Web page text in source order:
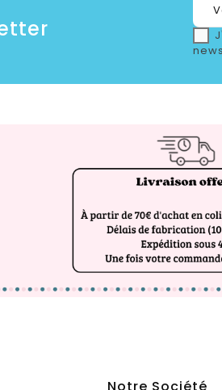
Notre Société